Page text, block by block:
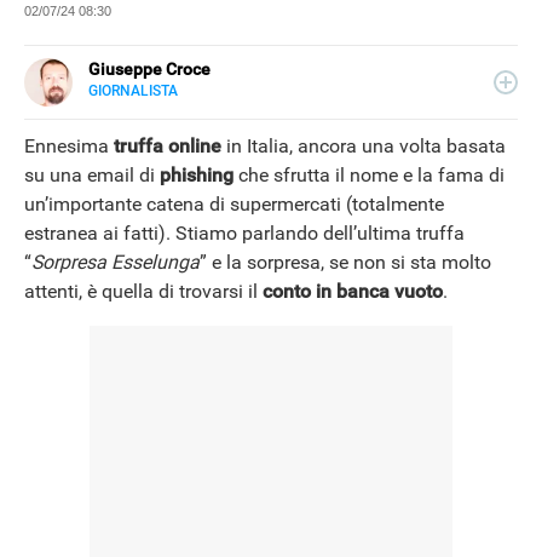
NEWS
02/07/24 08:30
Giuseppe Croce
GIORNALISTA
elettronici e nuove tecnologie applicate al mondo
automotive. È entrato in Libero Tecnologia nel 2018.
Ennesima truffa online in Italia, ancora una volta basata
su una email di phishing che sfrutta il nome e la fama di
un’importante catena di supermercati (totalmente
estranea ai fatti). Stiamo parlando dell’ultima truffa
“Sorpresa Esselunga” e la sorpresa, se non si sta molto
attenti, è quella di trovarsi il conto in banca vuoto.